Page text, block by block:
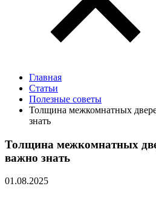
Главная
Статьи
Полезные советы
Толщина межкомнатных
знать
Толщина межкомнатных
важно знать
01.08.2025